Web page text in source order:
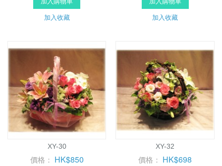
加入收藏 加入收藏
XY-30
價格： HK$850
XY-32
價格： HK$698